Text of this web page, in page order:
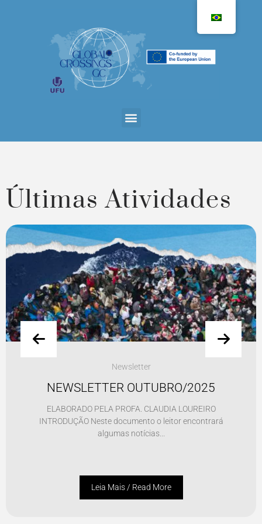
Últimas Atividades
Newsletter
NEWSLETTER OUTUBRO/2025
ELABORADO PELA PROFA. CLAUDIA LOUREIRO
INTRODUÇÃO Neste documento o leitor encontrará
algumas notícias...
Leia Mais / Read More